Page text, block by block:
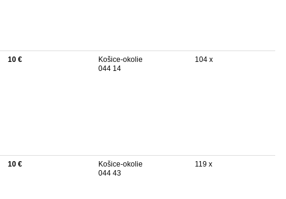
10 €
Košice-okolie
044 14
104 x
10 €
Košice-okolie
044 43
119 x